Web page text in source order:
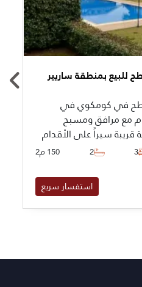
بمنطقة ساريير
في كومكوي في
مع مرافق ومسبح
سيراً على الأقدام
مثالية للعائلات
الساحل على مدار
وقريب من المدارس.
3
2 150 م2
استفسار سريع